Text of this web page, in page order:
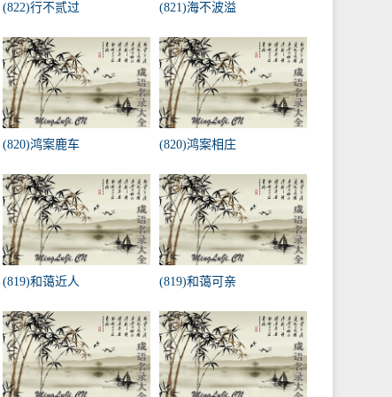
(822)行不贰过 (821)海不波溢
(820)鸿案鹿车 (820)鸿案相庄
(819)和蔼近人 (819)和蔼可亲